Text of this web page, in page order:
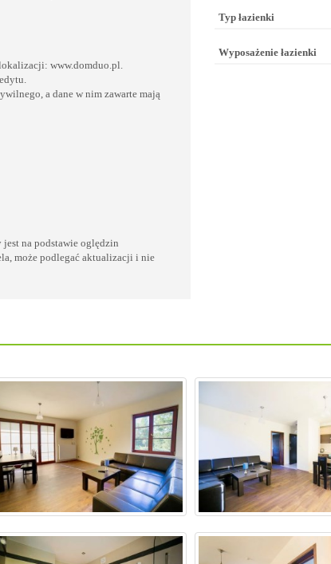
www.domduo.pl.
a dane w nim zawarte mają
na podstawie oględzin
może podlegać aktualizacji i nie
Typ łazienki
Wyposażenie łazienki